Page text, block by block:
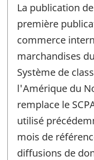
référence
de
changement
-
La publication
première
commerce
marchandises
Système de
l'Amérique du
remplace le
utilisé
mois de
diffusions de